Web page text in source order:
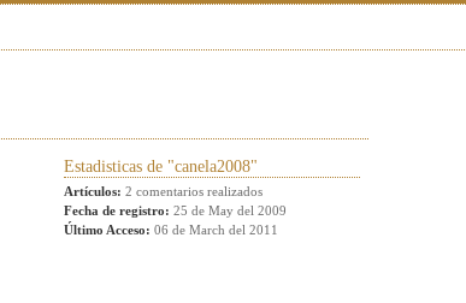
Estadisticas de "canela2008"
Artículos: 2 comentarios realizados
Fecha de registro: 25 de May del 2009
Último Acceso: 06 de March del 2011